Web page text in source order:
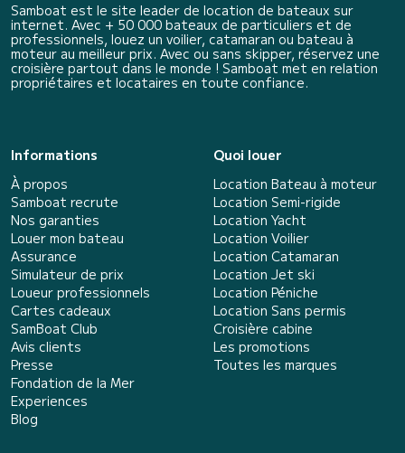
Samboat est le site leader de location de bateaux sur
internet. Avec + 50 000 bateaux de particuliers et de
professionnels, louez un voilier, catamaran ou bateau à
moteur au meilleur prix. Avec ou sans skipper, réservez une
croisière partout dans le monde ! Samboat met en relation
propriétaires et locataires en toute confiance.
Informations
À propos
Samboat recrute
Nos garanties
Louer mon bateau
Assurance
Simulateur de prix
Loueur professionnels
Cartes cadeaux
SamBoat Club
Avis clients
Presse
Fondation de la Mer
Experiences
Blog
Quoi louer
Location Bateau à moteur
Location Semi-rigide
Location Yacht
Location Voilier
Location Catamaran
Location Jet ski
Location Péniche
Location Sans permis
Croisière cabine
Les promotions
Toutes les marques